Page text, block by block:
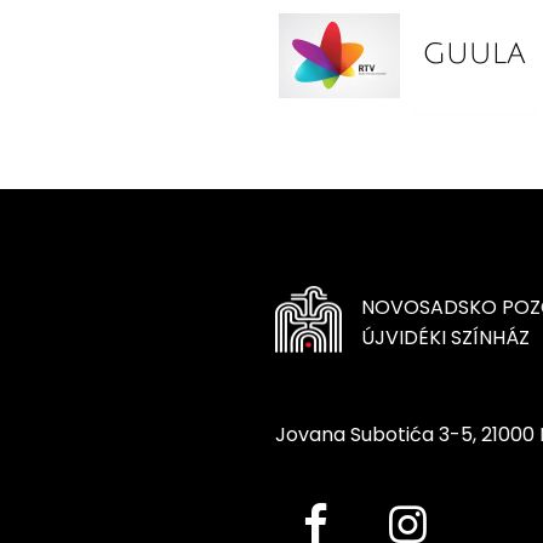
NOVOSADSKO
ÚJVIDÉKI SZÍNHÁZ
Jovana Subotića 3-5, 21000